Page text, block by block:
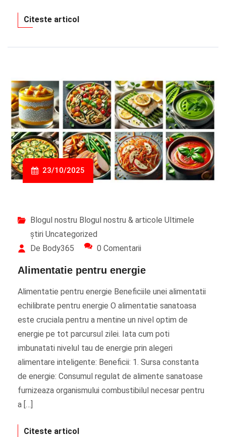
Citeste articol
23/10/2025
Blogul nostru Blogul nostru & articole Ultimele
știri Uncategorized
De Body365
0 Comentarii
Alimentatie pentru energie
Alimentatie pentru energie Beneficiile unei alimentatii
echilibrate pentru energie O alimentatie sanatoasa
este cruciala pentru a mentine un nivel optim de
energie pe tot parcursul zilei. Iata cum poti
imbunatati nivelul tau de energie prin alegeri
alimentare inteligente: Beneficii: 1. Sursa constanta
de energie: Consumul regulat de alimente sanatoase
furnizeaza organismului combustibilul necesar pentru
a […]
Citeste articol